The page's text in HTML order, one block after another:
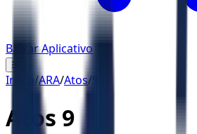
Baixar Aplicativo
☰
Início /ARA/Atos/
Atos 9